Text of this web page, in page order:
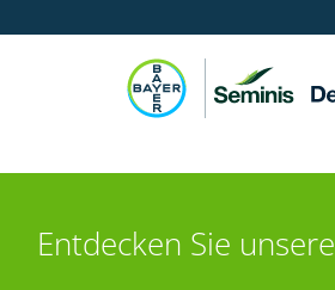
Entdecken Sie